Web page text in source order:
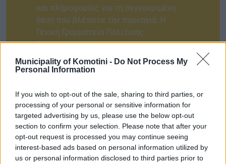
Municipality of Komotini - Do Not Process My
Personal Information
If you wish to opt-out of the sale, sharing to third parties, or
processing of your personal or sensitive information for
targeted advertising by us, please use the below opt-out
section to confirm your selection. Please note that after your
opt-out request is processed you may continue seeing
interest-based ads based on personal information utilized by
us or personal information disclosed to third parties prior to
1) Σχέδιο "ΙΟΛΑΟΣ" Σχέδιο Αντιμετώπισης εκτάκτων
αναγκών εξαιτίας πυρκαγιών
2) Σχέδιο "Δάρδανος" Σχέδιο αντιμετώπισης εκτάκτων
αναγκών και άμεσης βραχείας διαχείρισης των
συνεπειών από την εκδήλωση πλημμυρικών φαινομένων